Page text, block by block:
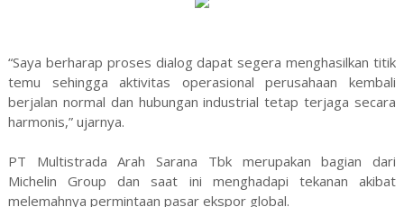
“Saya berharap proses dialog dapat segera menghasilkan titik
temu sehingga aktivitas operasional perusahaan kembali
berjalan normal dan hubungan industrial tetap terjaga secara
harmonis,” ujarnya.
PT Multistrada Arah Sarana Tbk merupakan bagian dari
Michelin Group dan saat ini menghadapi tekanan akibat
melemahnya permintaan pasar ekspor global.